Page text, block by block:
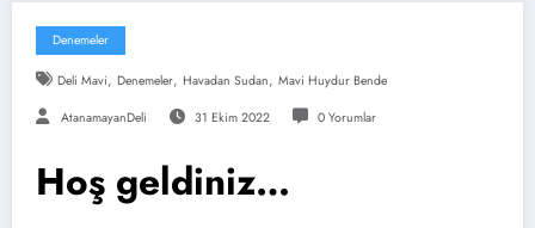
Denemeler
Deli Mavi, Denemeler, Havadan Sudan, Mavi Huydur Bende
AtanamayanDeli 31 Ekim 2022 0 Yorumlar
Hoş geldiniz…